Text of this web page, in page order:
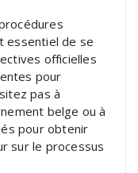
essentiel de se
officielles
pour
pas à
belge ou à
pour obtenir
sur le processus